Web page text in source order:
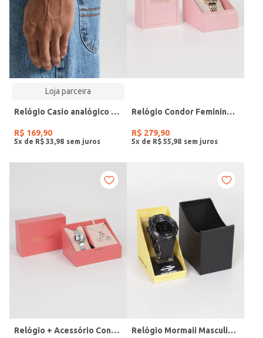
Loja parceira
Relógio Casio analógico MW-240-4BVDF-SC
R$ 169,90
5x de R$ 33 98
Relógio Condor Feminino DOURADO
R$ 279,90
5x de R$ 55 98
Relógio + Acessório Condor Feminino PRATA Relógio Mormaii Masculino PRETO